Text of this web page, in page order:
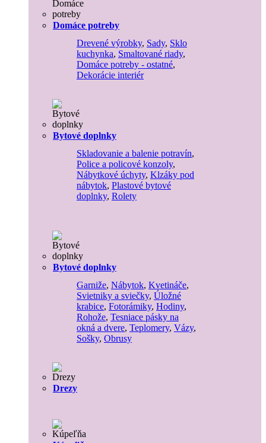
Domáce potreby
Drevené výrobky, Sady, Sklo
kuchynka, Smaltované riady,
Domáce potreby - ostatné,
Dekorácie interiér
Bytové doplnky
Skladovanie a balenie potravín,
Police a policové konzoly,
Nábytkové úchyty, Klzáky pod
nábytok, Plastové bytové
doplnky, Rolety
Bytové doplnky
Garniže, Nábytok, Kvetináče,
Svietniky a sviečky, Úložné
krabice, Fotorámiky, Hodiny,
Rohože, Tesniace pásky na
okná a dvere, Teplomery, Vázy,
Sošky, Obrusy
Drezy